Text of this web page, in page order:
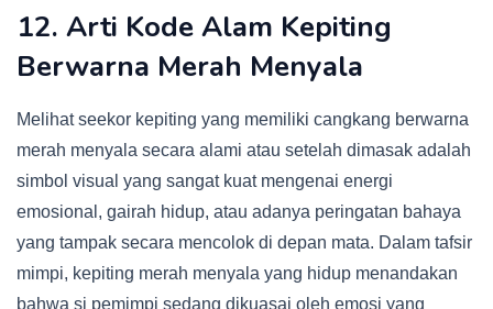
12. Arti Kode Alam Kepiting
Berwarna Merah Menyala
Melihat seekor kepiting yang memiliki cangkang berwarna
merah menyala secara alami atau setelah dimasak adalah
simbol visual yang sangat kuat mengenai energi
emosional, gairah hidup, atau adanya peringatan bahaya
yang tampak secara mencolok di depan mata. Dalam tafsir
mimpi, kepiting merah menyala yang hidup menandakan
bahwa si pemimpi sedang dikuasai oleh emosi yang